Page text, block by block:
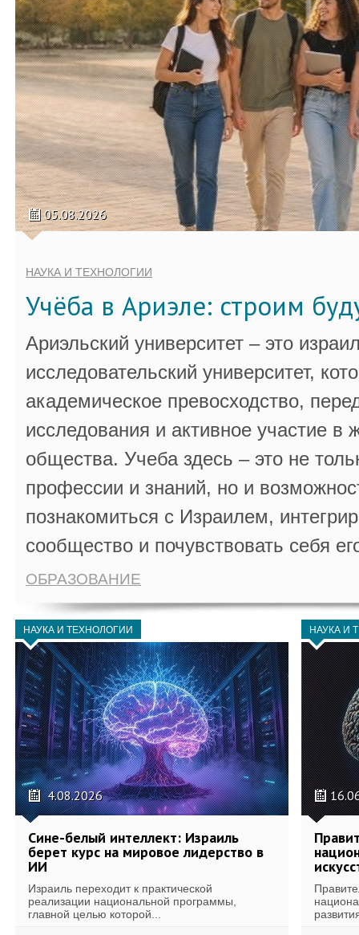
05.08.2026
НАУКА И ТЕХНОЛОГИИ
Учёба в Ариэле: строим
Ариэльский университет – это
исследовательский университет,
академическое превосходство,
исследования и активное участие в
общества. Учеба здесь – это не
профессии и знаний, но и
познакомиться с Израилем,
сообщество и почувствовать себя
ОБРАЗОВАНИЕ
НАУКА И ТЕХНОЛОГИИ
4.08.2026
Сине-белый интеллект: Израиль
берет курс на мировое лидерство в
ИИ
Израиль переходит к практической
реализации национальной программы,
главной целью которой...
НАУКА И